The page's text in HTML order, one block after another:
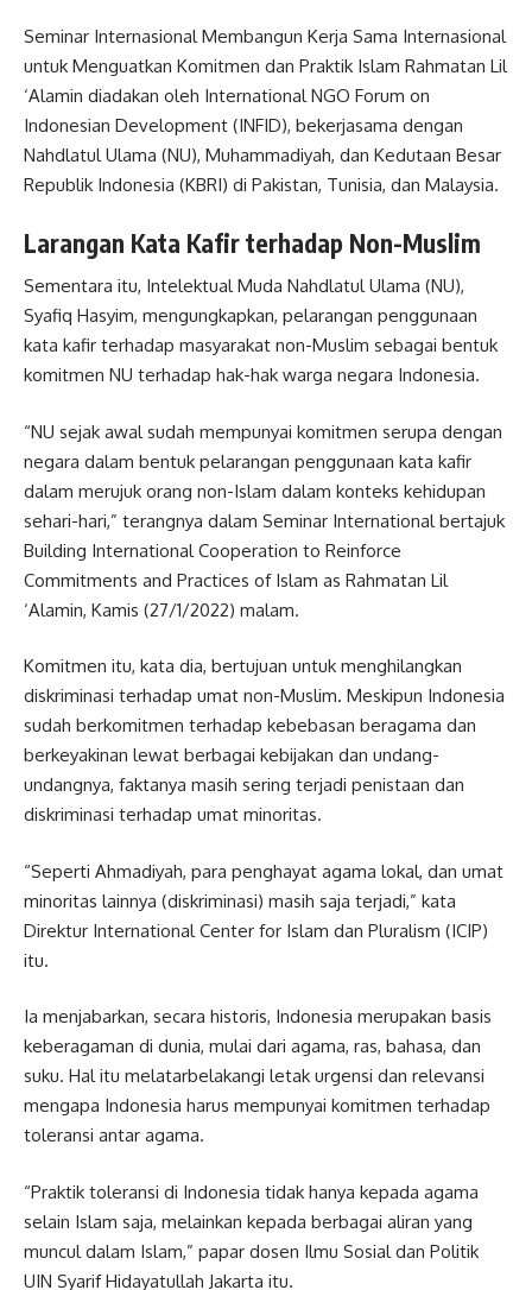
Seminar Internasional Membangun Kerja Sama Internasional
untuk Menguatkan Komitmen dan Praktik Islam Rahmatan Lil
‘Alamin diadakan oleh International NGO Forum on
Indonesian Development (INFID), bekerjasama dengan
Nahdlatul Ulama (NU), Muhammadiyah, dan Kedutaan Besar
Republik Indonesia (KBRI) di Pakistan, Tunisia, dan Malaysia.
Larangan Kata Kafir terhadap Non-Muslim
Sementara itu, Intelektual Muda Nahdlatul Ulama (NU),
Syafiq Hasyim, mengungkapkan, pelarangan penggunaan
kata kafir terhadap masyarakat non-Muslim sebagai bentuk
komitmen NU terhadap hak-hak warga negara Indonesia.
“NU sejak awal sudah mempunyai komitmen serupa dengan
negara dalam bentuk pelarangan penggunaan kata kafir
dalam merujuk orang non-Islam dalam konteks kehidupan
sehari-hari,” terangnya dalam Seminar International bertajuk
Building International Cooperation to Reinforce
Commitments and Practices of Islam as Rahmatan Lil
‘Alamin, Kamis (27/1/2022) malam.
Komitmen itu, kata dia, bertujuan untuk menghilangkan
diskriminasi terhadap umat non-Muslim. Meskipun Indonesia
sudah berkomitmen terhadap kebebasan beragama dan
berkeyakinan lewat berbagai kebijakan dan undang-
undangnya, faktanya masih sering terjadi penistaan dan
diskriminasi terhadap umat minoritas.
“Seperti Ahmadiyah, para penghayat agama lokal, dan umat
minoritas lainnya (diskriminasi) masih saja terjadi,” kata
Direktur International Center for Islam dan Pluralism (ICIP)
itu.
Ia menjabarkan, secara historis, Indonesia merupakan basis
keberagaman di dunia, mulai dari agama, ras, bahasa, dan
suku. Hal itu melatarbelakangi letak urgensi dan relevansi
mengapa Indonesia harus mempunyai komitmen terhadap
toleransi antar agama.
“Praktik toleransi di Indonesia tidak hanya kepada agama
selain Islam saja, melainkan kepada berbagai aliran yang
muncul dalam Islam,” papar dosen Ilmu Sosial dan Politik
UIN Syarif Hidayatullah Jakarta itu.